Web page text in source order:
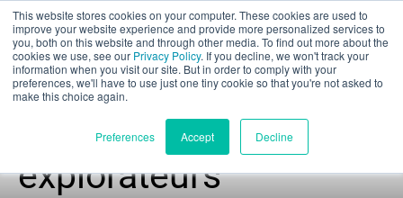
This website stores cookies on your computer. These cookies are used to
improve your website experience and provide more personalized services to
you, both on this website and through other media. To find out more about the
cookies we use, see our Privacy Policy. If you decline, we won't track your
information when you visit our site. But in order to comply with your
preferences, we'll have to use just one tiny cookie so that you're not asked to
make this choice again.
Preferences Accept Decline
Évaluation partielle
Cercle des
explorateurs